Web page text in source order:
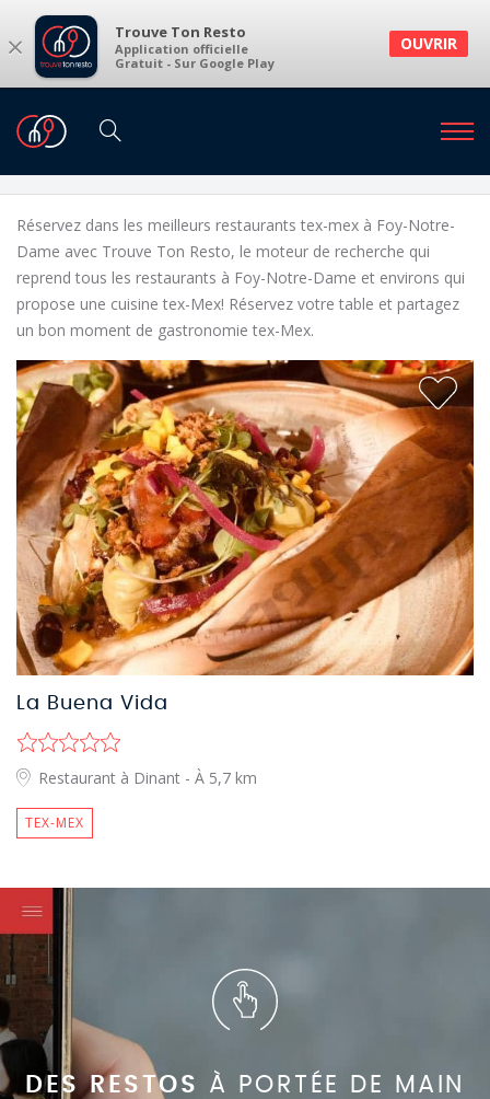
× Trouve Ton Resto
Application officielle
Gratuit - Sur Google Play
OUVRIR
Restaurants
Restaurants tex-mex à Foy-Notre-Dame et
Réservez dans les meilleurs restaurants tex-mex à Foy-Notre-
Dame avec Trouve Ton Resto, le moteur de recherche qui
reprend tous les restaurants à Foy-Notre-Dame et environs qui
propose une cuisine tex-Mex! Réservez votre table et partagez
un bon moment de gastronomie tex-Mex.
La Buena Vida
Restaurant à Dinant - À 5,7 km
TEX-MEX
DES RESTOS À PORTÉE DE MAIN